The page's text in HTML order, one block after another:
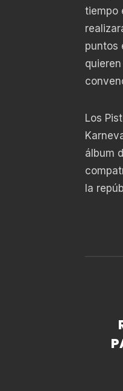
tiempo
puntos
Los
álbum
la